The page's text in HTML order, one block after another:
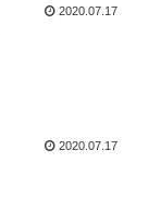
2020.07.17
2020.07.17